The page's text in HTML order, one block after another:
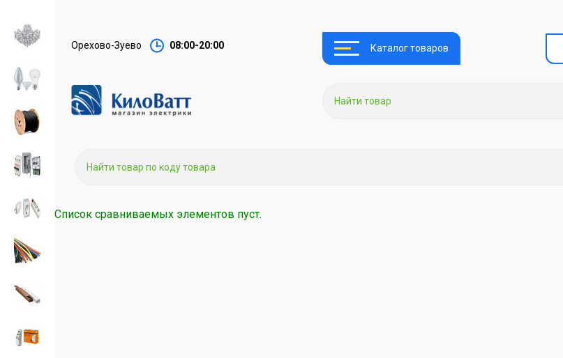
Орехово-Зуево 08:00-20:00 Каталог товаров
Список сравниваемых элементов пуст.